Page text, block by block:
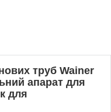
труб Wainer
апарат для
для